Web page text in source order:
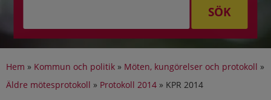
SÖK
Hem » Kommun och politik » Möten, kungörelser och protokoll »
Äldre mötesprotokoll » Protokoll 2014 » KPR 2014